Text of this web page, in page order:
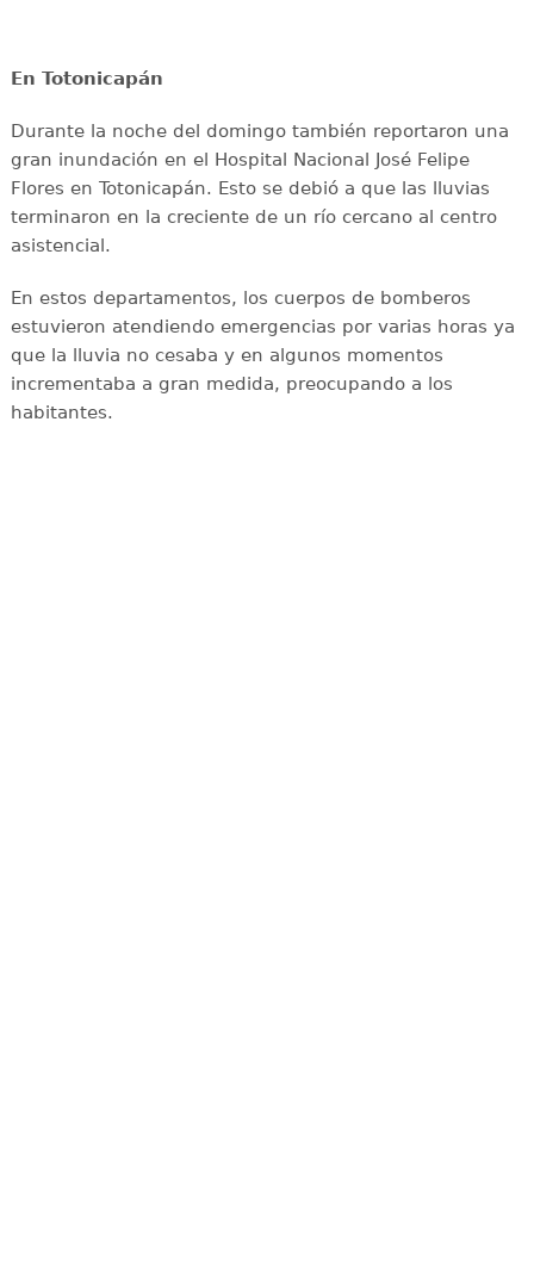
En Totonicapán
Durante la noche del domingo también reportaron una
gran inundación en el Hospital Nacional José Felipe
Flores en Totonicapán. Esto se debió a que las lluvias
terminaron en la creciente de un río cercano al centro
asistencial.
En estos departamentos, los cuerpos de bomberos
estuvieron atendiendo emergencias por varias horas ya
que la lluvia no cesaba y en algunos momentos
incrementaba a gran medida, preocupando a los
habitantes.